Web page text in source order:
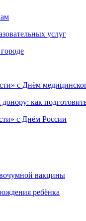
услуг
с Днём
как
с Днём России
вакцины
ребёнка